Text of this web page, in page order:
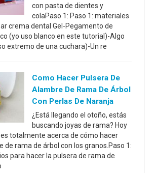
con pasta de dientes y
colaPaso 1: Paso 1: materiales
crema dental Gel-Pegamento de
(yo uso blanco en este tutorial)-Algo
extremo de una cuchara)-Un re
Como Hacer Pulsera De
Alambre De Rama De Árbol
Con Perlas De Naranja
¿Está llegando el otoño, estás
buscando joyas de rama? Hoy
totalmente acerca de cómo hacer
de rama de árbol con los granos.Paso 1:
para hacer la pulsera de rama de